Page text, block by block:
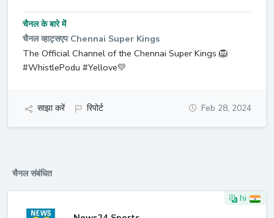
चैनल के बारे में
चैनल व्हाट्सएप Chennai Super Kings
The Official Channel of the Chennai Super Kings 🦁
#WhistlePodu #Yellove💛
साझा करें रिपोर्ट Feb 28, 2024
चैनल संबंधित
hi